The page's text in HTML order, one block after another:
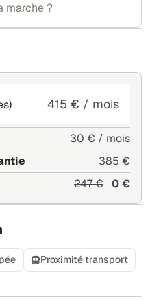
415 € / mois
30 € / mois
385 €
247 € 0 €
Proximité transport
marche ?